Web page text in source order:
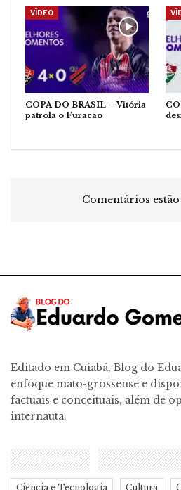
VÍDEO
COPA DO BRASIL – Vitória
patrola o Furacão
Comentários
Editado em Cuiabá, Blog do
enfoque mato-grossense e
factuais e conceituais, além de
internauta.
CATEGORIAS
Ciência e Tecnologia Cultura